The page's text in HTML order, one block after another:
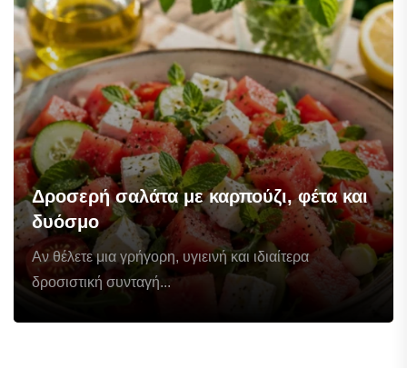
Δροσερή σαλάτα με καρπούζι, φέτα και
δυόσμο
Αν θέλετε μια γρήγορη, υγιεινή και ιδιαίτερα
δροσιστική συνταγή...